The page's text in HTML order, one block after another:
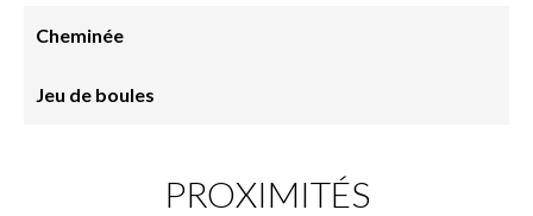
Cheminée
Jeu de boules
PROXIMITÉS